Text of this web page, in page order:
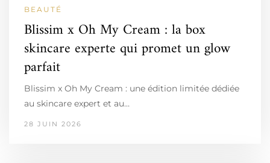
BEAUTÉ
Blissim x Oh My Cream : la box
skincare experte qui promet un glow
parfait
Blissim x Oh My Cream : une édition limitée dédiée
au skincare expert et au…
28 JUIN 2026